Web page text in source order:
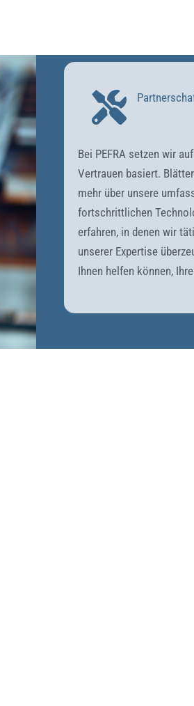
Bei PEFRA setzen wir
Vertrauen basiert.
mehr über unsere
fortschrittlichen
erfahren, in denen wir
unserer Expertise
Ihnen helfen können,